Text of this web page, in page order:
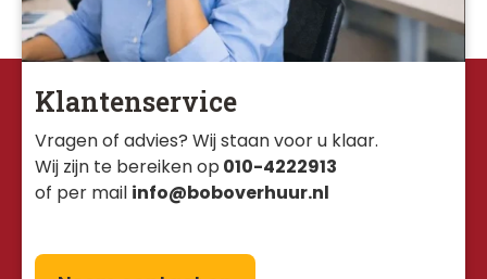
Klantenservice
Vragen of advies? Wij staan voor u klaar.
Wij zijn te bereiken op 010-4222913
of per mail info@boboverhuur.nl